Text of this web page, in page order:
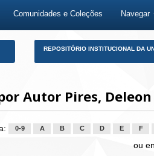
Comunidades e Coleções Navegar
REPOSITÓRIO INSTITUCIONAL DA
Autor Pires, Deleon
0-9 A B C D E F
ou